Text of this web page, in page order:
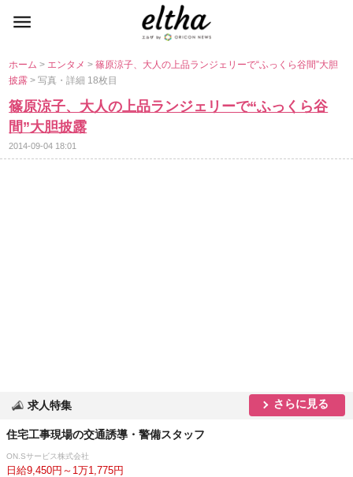
ホーム> エンタメ>篠原涼子、大人の上品ランジェリーで“ふっくら谷間”大胆
披露> 写真・詳細 18枚目
篠原涼子、大人の上品ランジェリーで“ふっくら谷
間”大胆披露
2014-09-04 18:01
求人特集 さらに見る
住宅工事現場の交通誘導・警備スタッフ
ON.Sサービス株式会社
日給9,450円～1万1,775円